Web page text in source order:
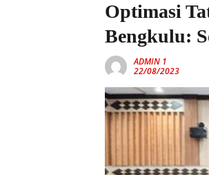
Optimasi
Bengkulu:
ADMIN 1
22/08/2023